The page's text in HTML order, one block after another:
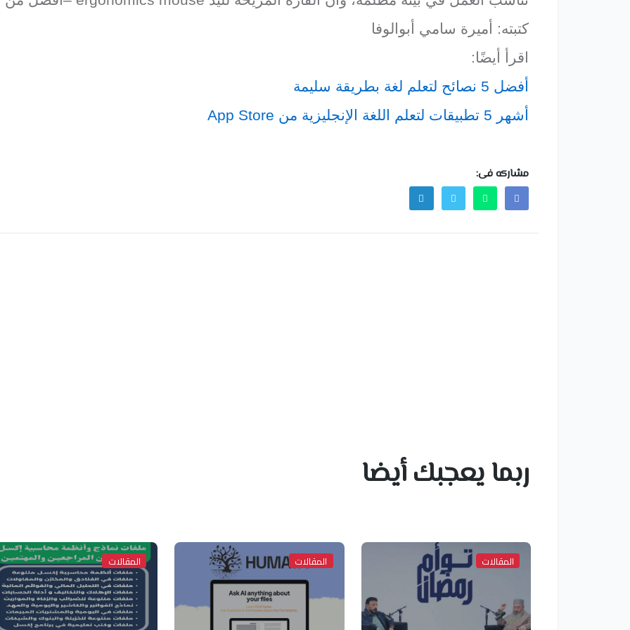
كتبته: أميرة سامي أبوالوفا
اقرأ أيضًا:
أفضل 5 نصائح لتعلم لغة بطريقة سليمة
أشهر 5 تطبيقات لتعلم اللغة الإنجليزية من
App Store
مشاركه فى:
ربما يعجبك أيضا
المقالات المقالات المقالات